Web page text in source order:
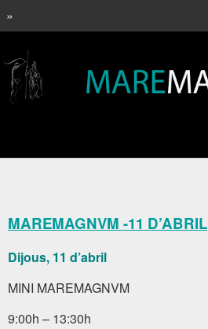
»
MAREMAGNVM -11 D’ABRIL
Dijous, 11 d’abril
MINI MAREMAGNVM
9:00h – 13:30h